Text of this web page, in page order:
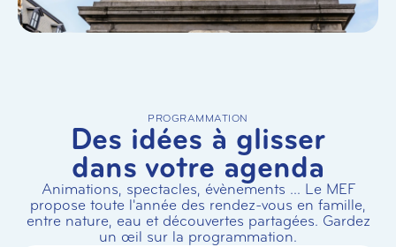
PROGRAMMATION
Des idées à glisser
dans votre agenda
Animations, spectacles, évènements ... Le MEF
propose toute l'année des rendez-vous en famille,
entre nature, eau et découvertes partagées. Gardez
un œil sur la programmation.